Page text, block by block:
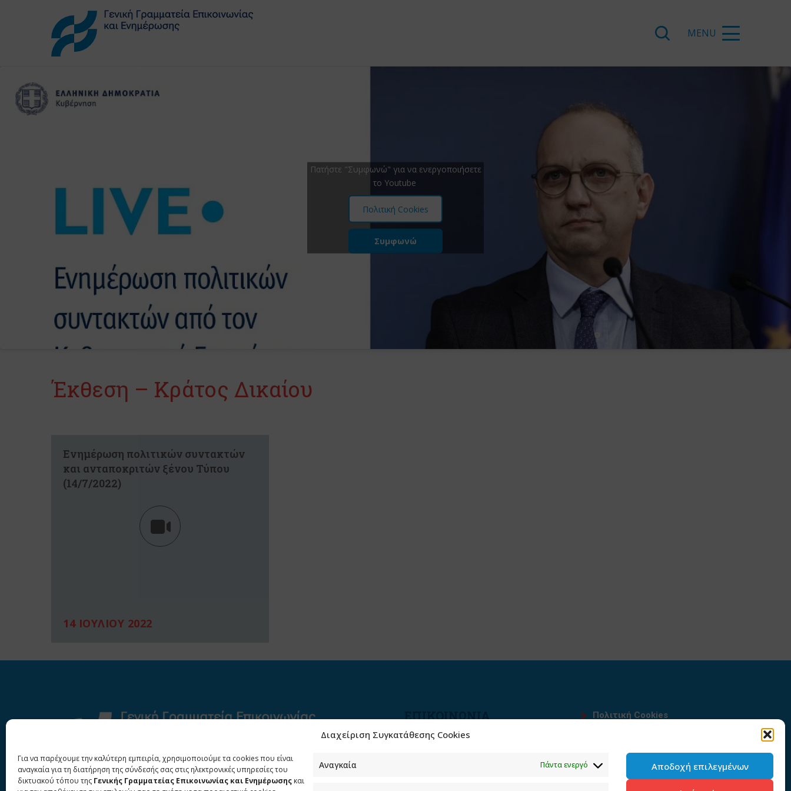
Διαχείριση Συγκατάθεσης Cookies
Για να παρέχουμε την καλύτερη εμπειρία, χρησιμοποιούμε τα cookies που είναι
αναγκαία για τη διατήρηση της σύνδεσής σας στις ηλεκτρονικές υπηρεσίες του
δικτυακού τόπου της Γενικής Γραμματείας Επικοινωνίας και Ενημέρωσης και
Αναγκαία Πάντα ενεργό Αποδοχή επιλεγμένων
Πατήστε "Συμφωνώ" για να ενεργοποιήσετε
το Youtube
Πολιτική Cookies
Συμφωνώ
Έκθεση – Κράτος Δικαίου
Ενημέρωση πολιτικών συντακτών
και ανταποκριτών ξένου Τύπου
(14/7/2022)
14 ΙΟΥΛΙΟΥ 2022
ΕΠΙΚΟΙΝΩΝΙΑ
Φραγκούδη 11 & Αλεξάνδρου
Πολιτική Cookies
Πολιτική προστασίας
προσωπικών δεδομένων του
παρόντος ιστότοπου